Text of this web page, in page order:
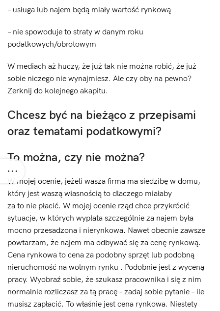
– usługa lub najem będą miały wartość rynkową
– nie spowoduje to straty w danym roku
podatkowych/obrotowym
W mediach aż huczy, że już tak nie można robić, że już
sobie niczego nie wynajmiesz. Ale czy oby na pewno?
Zerknij do kolejnego akapitu.
Chcesz być na bieżąco z przepisami
oraz tematami podatkowymi?
To można, czy nie można?
W mojej ocenie, jeżeli wasza firma ma siedzibę w domu,
który jest waszą własnością to dlaczego miałaby
za to nie płacić. W mojej ocenie rząd chce przykrócić
sytuacje, w których wypłata szczególnie za najem była
mocno przesadzona i nierynkowa. Nawet obecnie zawsze
powtarzam, że najem ma odbywać się za cenę rynkową.
Cena rynkowa to cena za podobny sprzęt lub podobną
nieruchomość na wolnym rynku . Podobnie jest z wyceną
pracy. Wyobraź sobie, że szukasz pracownika i się z nim
normalnie rozliczasz za tą pracę – zadaj sobie pytanie – ile
musisz zapłacić. To właśnie jest cena rynkowa. Niestety